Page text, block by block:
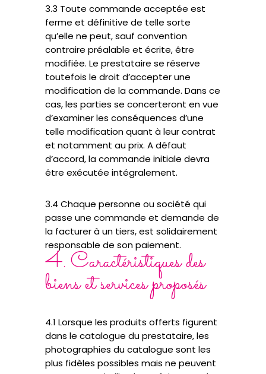
3.3 Toute commande acceptée est
ferme et définitive de telle sorte
qu’elle ne peut, sauf convention
contraire préalable et écrite, être
modifiée. Le prestataire se réserve
toutefois le droit d’accepter une
modification de la commande. Dans ce
cas, les parties se concerteront en vue
d’examiner les conséquences d’une
telle modification quant à leur contrat
et notamment au prix. A défaut
d’accord, la commande initiale devra
être exécutée intégralement.
3.4 Chaque personne ou société qui
passe une commande et demande de
la facturer à un tiers, est solidairement
responsable de son paiement.
4. Caractéristiques des
biens et services proposés
4.1 Lorsque les produits offerts figurent
dans le catalogue du prestataire, les
photographies du catalogue sont les
plus fidèles possibles mais ne peuvent